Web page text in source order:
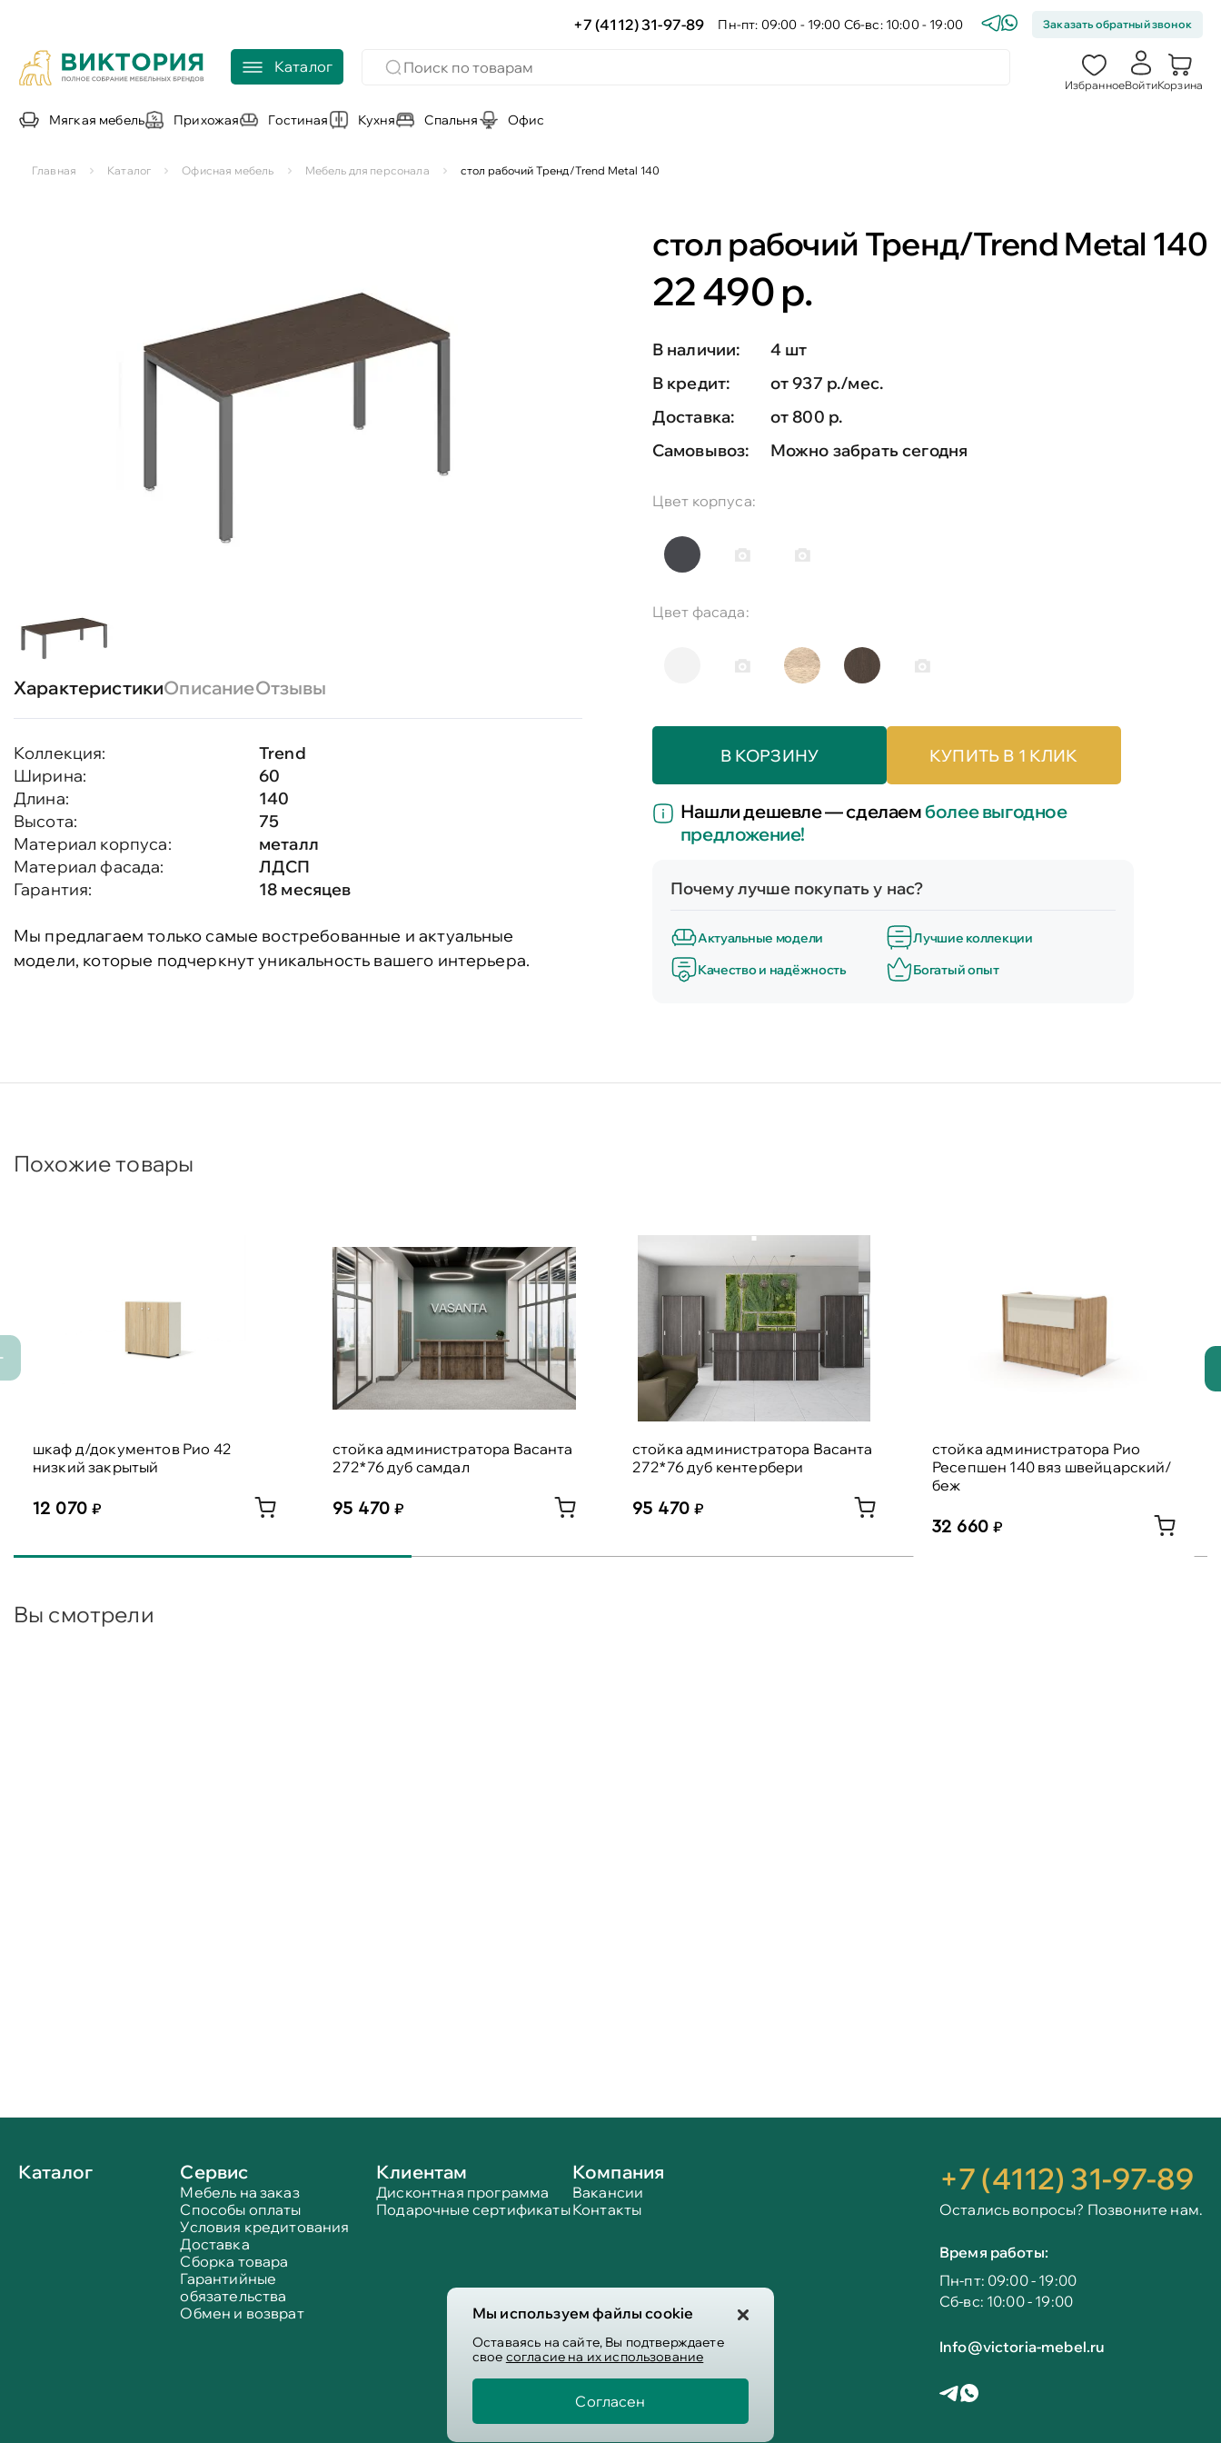
+7 (4112) 31-97-89 Пн-пт: 09:00 - 19:00 Сб-вс: 10:00 - 19:00 Заказать обратный звонок
Каталог
ИзбранноеВойтиКорзина
Мягкая мебель Прихожая Гостиная Кухня Спальня Офис
Мы используем файлы cookie
Оставаясь на сайте, Вы подтверждаете
свое согласие на их использование
Согласен
Главная Каталог Офисная мебель Мебель для персонала стол рабочий Тренд/Trend Metal 140
ХарактеристикиОписаниеОтзывы
Коллекция:
Trend
Ширина:
60
Длина:
140
Высота:
75
Материал корпуса:
металл
Материал фасада:
ЛДСП
Гарантия:
18 месяцев
Мы предлагаем только самые востребованные и актуальные
модели, которые подчеркнут уникальность вашего интерьера.
стол рабочий Тренд/Trend Metal 140
22 490 р.
В наличии:
4 шт
В кредит:
от 937 р./мес.
Доставка:
от 800 р.
Самовывоз:
Можно забрать сегодня
Цвет корпуса:
Цвет фасада:
В КОРЗИНУ КУПИТЬ В 1 КЛИК
Нашли дешевле — сделаемболее выгодное
предложение!
Почему лучше покупать у нас?
Актуальные модели
Лучшие коллекции
Качество и надёжность
Богатый опыт
Похожие товары
шкаф д/документов Рио 42
низкий закрытый
12 070
стойка администратора Васанта
272*76 дуб самдал
95 470
стойка администратора Васанта
272*76 дуб кентербери
95 470
стойка администратора Рио
Ресепшен 140 вяз швейцарский/
беж
32 660
Вы смотрели
Каталог Сервис
Мебель на заказ
Способы оплаты
Условия кредитования
Доставка
Сборка товара
Гарантийные
обязательства
Обмен и возврат
Клиентам
Дисконтная программа
Подарочные сертификаты
Компания
Вакансии
Контакты
+7 (4112) 31-97-89
Остались вопросы? Позвоните нам.
Время работы:
Пн-пт: 09:00 - 19:00
Сб-вс: 10:00 - 19:00
Info@victoria-mebel.ru